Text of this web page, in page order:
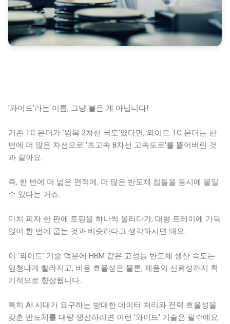
'와이드'라는 이름, 그냥 붙은 게 아닙니다!
기존 TC 본더가 '왕복 2차선 국도'였다면, 와이드 TC 본더는 한
번에 더 많은 차선으로 '초고속 8차선 고속도로'를 뚫어버린 것
과 같아요.
즉, 한 번에 더 넓은 면적에, 더 많은 반도체 칩들을 동시에 붙일
수 있다는 거죠.
마치 피자 한 판에 토핑을 하나씩 올리다가, 대형 트레이에 가득
얹어 한 번에 굽는 것과 비슷하다고 생각하시면 돼요.
이 '와이드' 기술 덕분에 HBM 같은 고성능 반도체 생산 속도는
엄청나게 빨라지고, 비용 효율성은 물론, 제품의 신뢰성까지 획
기적으로 향상됩니다.
특히 AI 시대가 요구하는 방대한 데이터 처리와 전력 효율성을
갖춘 반도체를 대량 생산하려면 이런 '와이드' 기술은 필수에요.